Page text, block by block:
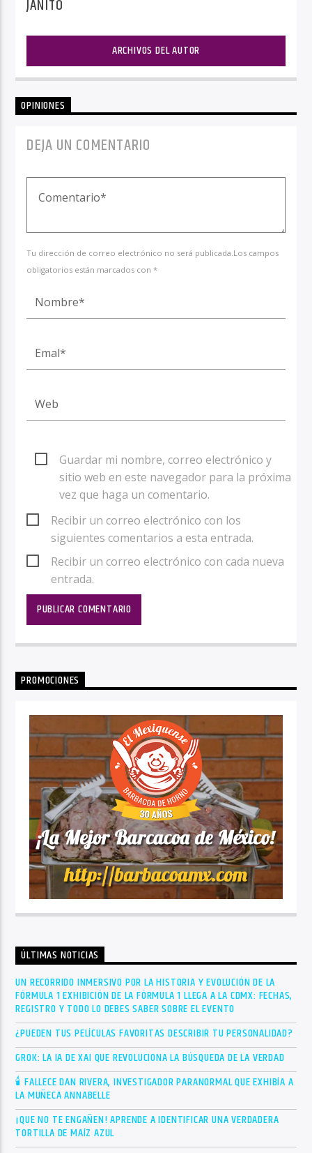
JANITO
ARCHIVOS DEL AUTOR
OPINIONES
DEJA UN COMENTARIO
Tu dirección de correo electrónico no será publicada.Los campos
obligatorios están marcados con *
Guardar mi nombre, correo electrónico y
sitio web en este navegador para la próxima
vez que haga un comentario.
Recibir un correo electrónico con los
siguientes comentarios a esta entrada.
Recibir un correo electrónico con cada nueva
entrada.
PROMOCIONES
ÚLTIMAS NOTICIAS
UN RECORRIDO INMERSIVO POR LA HISTORIA Y EVOLUCIÓN DE LA
FÓRMULA 1 EXHIBICIÓN DE LA FÓRMULA 1 LLEGA A LA CDMX: FECHAS,
REGISTRO Y TODO LO DEBES SABER SOBRE EL EVENTO
¿PUEDEN TUS PELÍCULAS FAVORITAS DESCRIBIR TU PERSONALIDAD?
GROK: LA IA DE XAI QUE REVOLUCIONA LA BÚSQUEDA DE LA VERDAD
🕯 FALLECE DAN RIVERA, INVESTIGADOR PARANORMAL QUE EXHIBÍA A
LA MUÑECA ANNABELLE
¡QUE NO TE ENGAÑEN! APRENDE A IDENTIFICAR UNA VERDADERA
TORTILLA DE MAÍZ AZUL